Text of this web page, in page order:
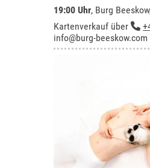
19:00 Uhr, Burg
Kartenverkauf über
info@burg-beeskow.com